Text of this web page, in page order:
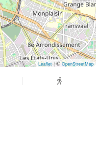
Leaflet| ©OpenStreetMap